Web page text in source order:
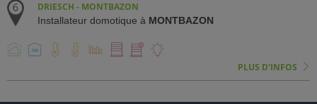
DRIESCH - MONTBAZON
Installateur domotique à MONTBAZON
PLUS D'INFOS